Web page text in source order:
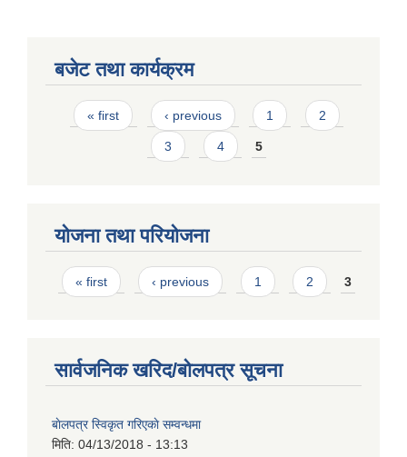
बजेट तथा कार्यक्रम
Pages
« first ‹ previous 1 2
3 4 5
योजना तथा परियोजना
Pages
« first ‹ previous 1 2 3
सार्वजनिक खरिद/बोलपत्र सूचना
बाेलपत्र स्विकृत गरिएकाे सम्वन्धमा
मिति: 04/13/2018 - 13:13